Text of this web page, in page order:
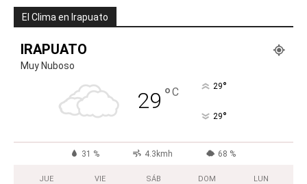
El Clima en Irapuato
IRAPUATO
Muy Nuboso
29 °C 29°
29°
31 % 4.3kmh 68 %
JUE VIE SÁB DOM LUN